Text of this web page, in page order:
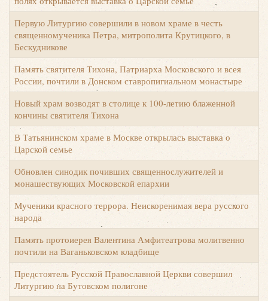
Первую Литургию совершили в новом храме в честь
священномученика Петра, митрополита Крутицкого, в
Бескудникове
Память святителя Тихона, Патриарха Московского и всея
России, почтили в Донском ставропигиальном монастыре
Новый храм возводят в столице к 100-летию блаженной
кончины святителя Тихона
В Татьянинском храме в Москве открылась выставка о
Царской семье
Обновлен синодик почивших священнослужителей и
монашествующих Московской епархии
Мученики красного террора. Неискоренимая вера русского
народа
Память протоиерея Валентина Амфитеатрова молитвенно
почтили на Ваганьковском кладбище
Предстоятель Русской Православной Церкви совершил
Литургию на Бутовском полигоне